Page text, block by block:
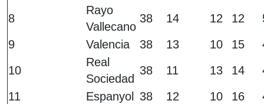
8
Rayo
Vallecano
38 14 12 12
9
Valencia 38 13 10 15
10
Real
Sociedad
38 11 13 14
11
Espanyol 38 12 10 16